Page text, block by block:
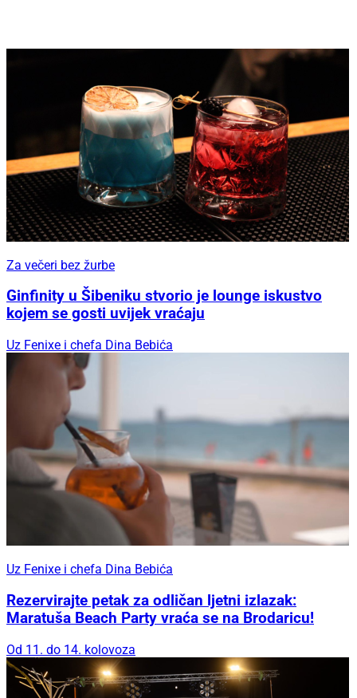
Za večeri bez žurbe
Ginfinity u Šibeniku stvorio je lounge iskustvo
kojem se gosti uvijek vraćaju
Uz Fenixe i chefa Dina Bebića
Uz Fenixe i chefa Dina Bebića
Rezervirajte petak za odličan ljetni izlazak:
Maratuša Beach Party vraća se na Brodaricu!
Od 11. do 14. kolovoza